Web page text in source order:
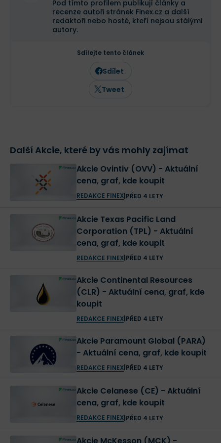
Podíly značky Toyota na jiných
společnostech:
Vývoj ceny akcií Toyota
Akcie Toyota dlouhodobě rostou. Zaváhání je patrné v
době celosvětové finanční krize – rok 2008. Tento
pokračuje v růstu.
Toyota TM
Načítání Načítání
Koupit akcie Toyota!
V kratším měřítku je více patrná volatilita akcií. Ta je
hospodářskými výsledky, představením nových modelů
či aktuálními komplikacemi (COVID-19, nedostatek
Pod tímto profilem publikují články a
recenze autoři stránek Finex.cz a další
redaktoři nebo hosté, kteří nejsou stálými
autory.
Sdílejte tento článek
Sdílet
Tweet
Další Akcie, které by vás mohly zajímat
Akcie Ovintiv (OVV) - Aktuální
cena, graf, kde koupit
REDAKCE FINEX| PŘED 4 LETY
Akcie Texas Pacific Land
Corporation (TPL) - Aktuální
cena, graf, kde koupit
REDAKCE FINEX| PŘED 4 LETY
Akcie Continental Resources
(CLR) - Aktuální cena, graf, kde
koupit
REDAKCE FINEX| PŘED 4 LETY
Akcie Paramount Global (PARA)
- Aktuální cena, graf, kde koupit
REDAKCE FINEX| PŘED 4 LETY
Akcie Celanese (CE) - Aktuální
cena, graf, kde koupit
REDAKCE FINEX| PŘED 4 LETY